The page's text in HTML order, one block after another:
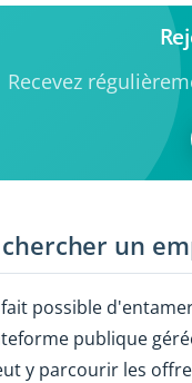
Recevez
un
possible
publique
y parcourir les